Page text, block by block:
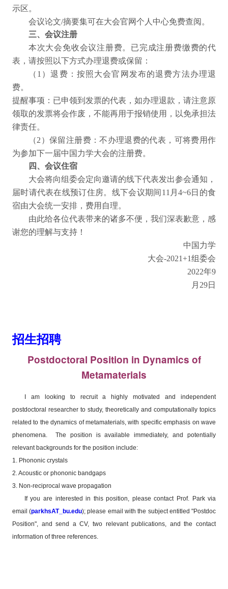
示区。
会议论文/摘要集可在大会官网个人中心免费查阅。
三、会议注册
本次大会免收会议注册费。已完成注册费缴费的代
表，请按照以下方式办理退费或保留：
（1）退费：按照大会官网发布的退费方法办理退
费。
提醒事项：已申领到发票的代表，如办理退款，请注意原
领取的发票将会作废，不能再用于报销使用，以免承担法
律责任。
（2）保留注册费：不办理退费的代表，可将费用作
为参加下一届中国力学大会的注册费。
四、会议住宿
大会将向组委会定向邀请的线下代表发出参会通知，
届时请代表在线预订住房。线下会议期间11月4~6日的食
宿由大会统一安排，费用自理。
由此给各位代表带来的诸多不便，我们深表歉意，感
谢您的理解与支持！
中国力学
大会-2021+1组委会
2022年9
月29日
招生招聘
Postdoctoral Position in Dynamics of
Metamaterials
I am looking to recruit a highly motivated and independent
postdoctoral researcher to study, theoretically and computationally topics
related to the dynamics of metamaterials, with specific emphasis on wave
phenomena. The position is available immediately, and potentially
relevant backgrounds for the position include:
1. Phononic crystals
2. Acoustic or phononic bandgaps
3. Non-reciprocal wave propagation
If you are interested in this position, please contact Prof. Park via
email(parkhsAT_bu.edu); please email with the subject entitled "Postdoc
Position", and send a CV, two relevant publications, and the contact
information of three references.